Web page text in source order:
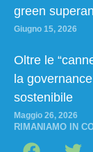
green
Giugno 15, 2026
Oltre le
la
sostenibile
Maggio 26, 2026
RIMANIAMO IN